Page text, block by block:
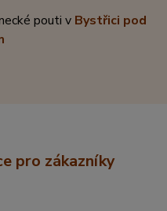
pouti v Bystřici pod
pro zákazníky